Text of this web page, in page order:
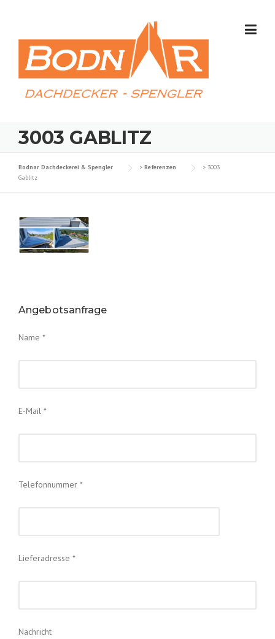
3003 GABLITZ
Bodnar Dachdeckerei & Spengler > Referenzen > 3003
Gablitz
Angebotsanfrage
Name *
E-Mail *
Telefonnummer *
Lieferadresse *
Nachricht